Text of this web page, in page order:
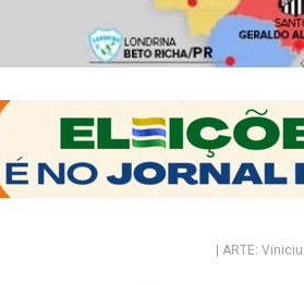
| ARTE: